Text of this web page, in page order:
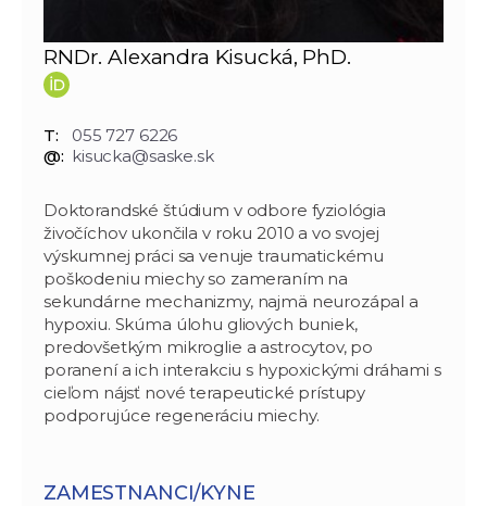
RNDr. Alexandra Kisucká, PhD.
T:
055 727 6226
@: kisucka@saske.sk
Doktorandské štúdium v odbore fyziológia
živočíchov ukončila v roku 2010 a vo svojej
výskumnej práci sa venuje traumatickému
poškodeniu miechy so zameraním na
sekundárne mechanizmy, najmä neurozápal a
hypoxiu. Skúma úlohu gliových buniek,
predovšetkým mikroglie a astrocytov, po
poranení a ich interakciu s hypoxickými dráhami s
cieľom nájsť nové terapeutické prístupy
podporujúce regeneráciu miechy.
ZAMESTNANCI/KYNE